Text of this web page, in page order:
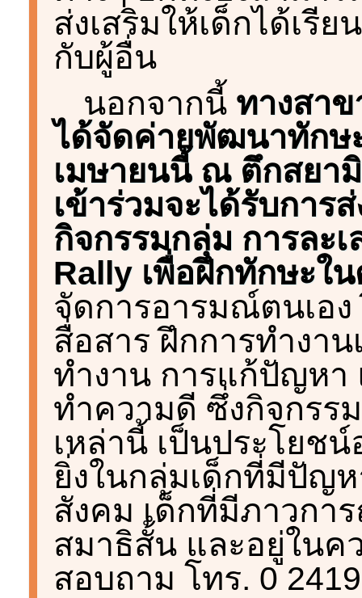
ส่งเสริมให้เด็กได้เรี
กับผู้อื่น
นอกจากนี้ ทางสาข
ได้จัดค่ายพัฒนาทักษ
เมษายนนี้ ณ ตึกสยา
เข้าร่วมจะได้รับการ
กิจกรรมกลุ่ม การละ
Rally เพื่อฝึกทักษะใ
จัดการอารมณ์ตนเอ
สื่อสาร ฝึกการทำงา
ทำงาน การแก้ปัญหา
ทำความดี ซึ่งกิจกรร
เหล่านี้ เป็นประโยช
ยิ่งในกลุ่มเด็กที่มีปัญ
สังคม เด็กที่มีภาวกา
สมาธิสั้น และอยู่ในค
สอบถาม โทร. 0